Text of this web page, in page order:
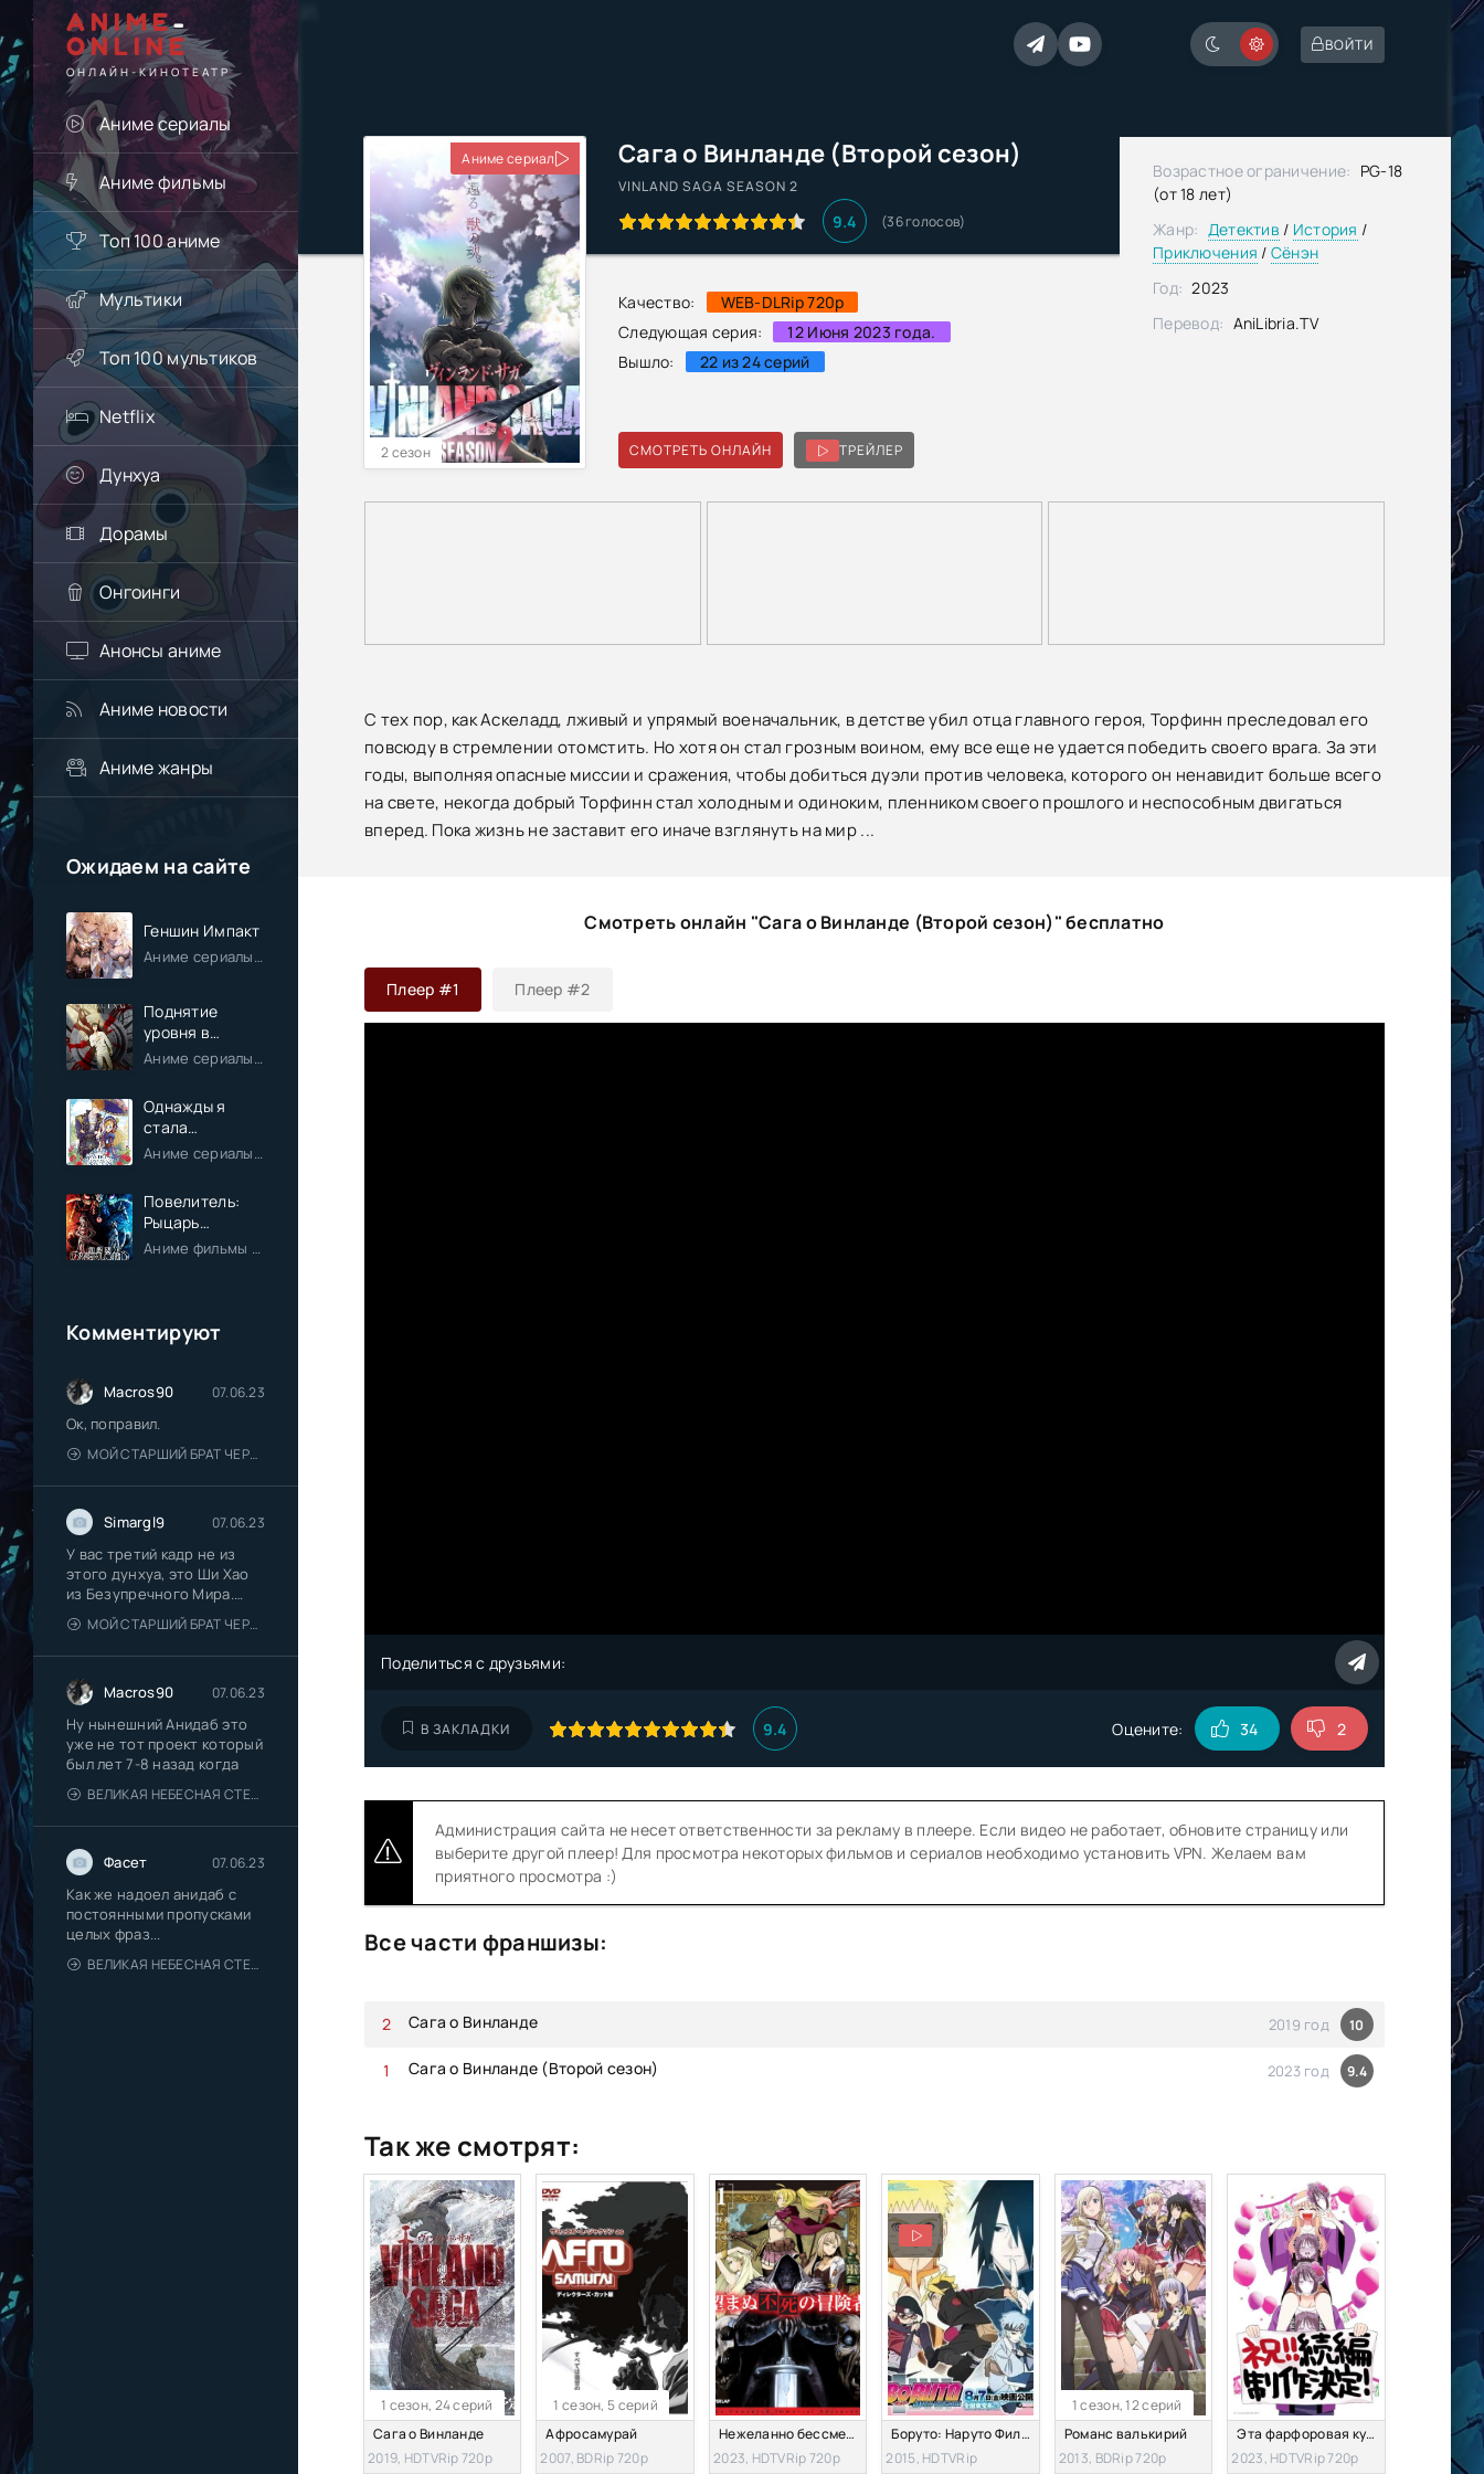
ANIME-
ONLINE
ОНЛАЙН-КИНОТЕАТР
ВОЙТИ
Аниме сериалы
Аниме фильмы
Топ 100 аниме
Мультики
Топ 100 мультиков
Netflix
Дунхуа
Дорамы
Онгоинги
Анонсы аниме
Аниме новости
Аниме жанры
Ожидаем на сайте
Геншин Импакт
Поднятие
уровня в
одиночку
Аниме сериалы / Экшен / Приключения / Фэнтези / Анонсы
Однажды я
стала
принцессой
Аниме сериалы / Комедия / Романтика / Фэнтези / Анонсы
Повелитель:
Рыцарь
Святого
королевства
Аниме фильмы / Приключения / Фэнтези / Анонсы
Комментируют
Macros90 07.06.23
Ок, поправил.
МОЙ СТАРШИЙ БРАТ ЧЕРЕСЧУР СДЕРЖАННЫЙ
Simargl9 07.06.23
У вас третий кадр не из
этого дунхуа, это Ши Хао
из Безупречного Мира.
Исправьте
МОЙ СТАРШИЙ БРАТ ЧЕРЕСЧУР СДЕРЖАННЫЙ
Macros90 07.06.23
Ну нынешний Анидаб это
уже не тот проект который
был лет 7-8 назад когда
ВЕЛИКАЯ НЕБЕСНАЯ СТЕНА
Фасет 07.06.23
Как же надоел анидаб с
постоянными пропусками
целых фраз...
ВЕЛИКАЯ НЕБЕСНАЯ СТЕНА
Сага о Винланде (Второй сезон)
VINLAND SAGA SEASON 2
9.4 (36голосов)
Качество:
WEB-DLRip 720p
Следующая серия:
12 Июня 2023 года.
Вышло:
22 из 24 серий
Аниме сериал
2 сезон СМОТРЕТЬ ОНЛАЙН ТРЕЙЛЕР
Возрастное ограничение: PG-18
(от 18 лет)
Жанр: Детектив / История /
Приключения / Сёнэн
Год: 2023
Перевод: AniLibria.TV
С тех пор, как Аскеладд, лживый и упрямый военачальник, в детстве убил отца главного героя, Торфинн преследовал его
повсюду в стремлении отомстить. Но хотя он стал грозным воином, ему все еще не удается победить своего врага. За эти
годы, выполняя опасные миссии и сражения, чтобы добиться дуэли против человека, которого он ненавидит больше всего
на свете, некогда добрый Торфинн стал холодным и одиноким, пленником своего прошлого и неспособным двигаться
вперед. Пока жизнь не заставит его иначе взглянуть на мир ...
Смотреть онлайн "Сага о Винланде (Второй сезон)" бесплатно
Плеер #1 Плеер #2
Поделиться с друзьями:
В ЗАКЛАДКИ 9.4 Оцените: 34 2
Администрация сайта не несет ответственности за рекламу в плеере. Если видео не работает, обновите страницу или
выберите другой плеер! Для просмотра некоторых фильмов и сериалов необходимо установить VPN. Желаем вам
приятного просмотра :)
Все части франшизы:
Сага о Винланде (Второй сезон) 2023 год 9.4
Сага о Винланде 2019 год 10
Так же смотрят:
1 сезон, 24 серий
Сага о Винланде
2019, HDTVRip 720p
1 сезон, 5 серий
Афросамурай
2007, BDRip 720p
Нежеланно бессмертный авантюрист
2023, HDTVRip 720p
Боруто: Наруто Фильм
2015, HDTVRip
1 сезон, 12 серий
Романс валькирий
2013, BDRip 720p
Эта фарфоровая кукла влюбилась [ТВ-2]
2023, HDTVRip 720p